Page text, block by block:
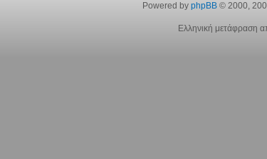
Powered by phpBB© 2000,
Ελληνική μετάφραση